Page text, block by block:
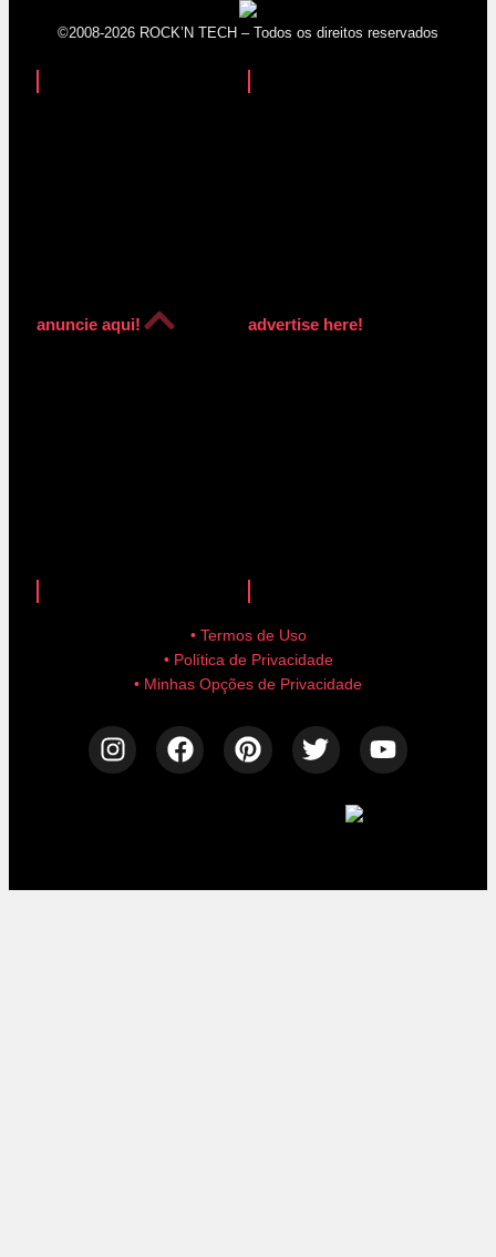
©2008-2026 ROCK’N TECH – Todos os direitos reservados
anuncie aqui! advertise here!
• Termos de Uso
• Política de Privacidade
• Minhas Opções de Privacidade